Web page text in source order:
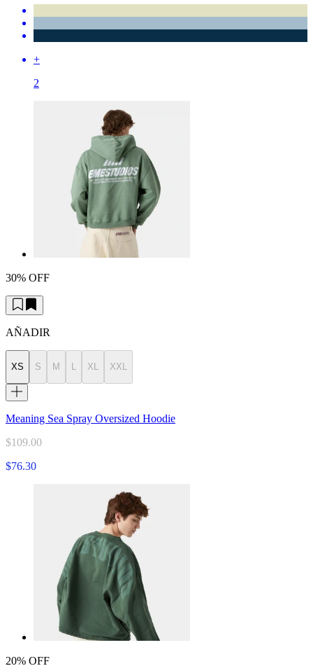
+
2
30% OFF
AÑADIR
XS S M L XL XXL
Meaning Sea Spray Oversized Hoodie
$109.00
$76.30
20% OFF